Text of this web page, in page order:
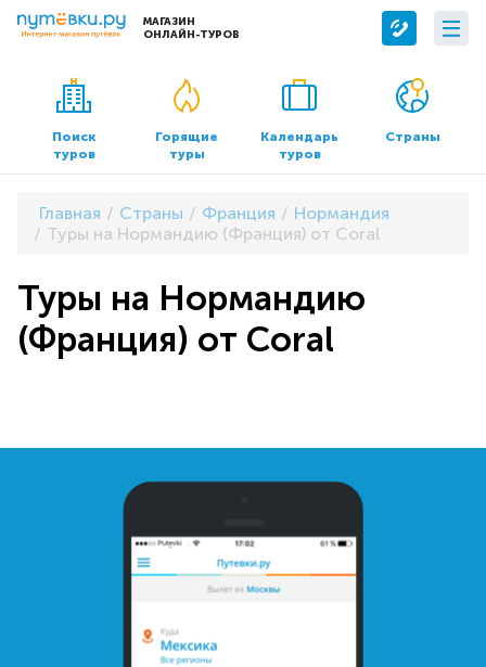
МАГАЗИН
ОНЛАЙН-ТУРОВ
Сервисы
Бронирование отелей
Трансфер
О компании
О нас
Контакты
Документы и реквизиты
Поиск
туров
Горящие
туры
Календарь
туров
Страны
Главная Страны Франция
Нормандия
Туры на Нормандию (Франция) от Coral
Туры на Нормандию
(Франция) от Coral